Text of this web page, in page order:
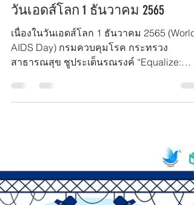
MekhaStudio
6 ธ.ค. 2565
ยาว 1 นาที
เนื่องในวันเอดส์โลก 1 ธันวาคม 2565 (World
AIDS Day) กรมควบคุมโรค กระทรวง
สาธารณสุข ชูประเด็นรณรงค์ “Equalize:
ทำให้เท่าเทียม”...